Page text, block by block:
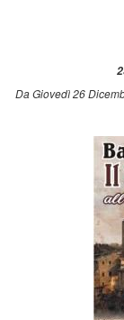
Da Giovedì 26